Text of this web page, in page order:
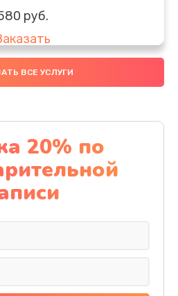
руб.
чистка
(экрана)
руб.
электроники
ВСЕ УСЛУГИ
20% по